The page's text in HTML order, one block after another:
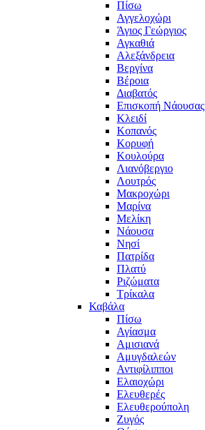
Πίσω
Αγγελοχώρι
Άγιος Γεώργιος
Αγκαθιά
Αλεξάνδρεια
Βεργίνα
Βέροια
Διαβατός
Επισκοπή Νάουσας
Κλειδί
Κοπανός
Κορυφή
Κουλούρα
Λιανόβεργιο
Λουτρός
Μακροχώρι
Μαρίνα
Μελίκη
Νάουσα
Νησί
Πατρίδα
Πλατύ
Ριζώματα
Τρίκαλα
Καβάλα
Πίσω
Αγίασμα
Αμισιανά
Αμυγδαλεών
Αντιφίλιπποι
Ελαιοχώρι
Ελευθερές
Ελευθερούπολη
Ζυγός